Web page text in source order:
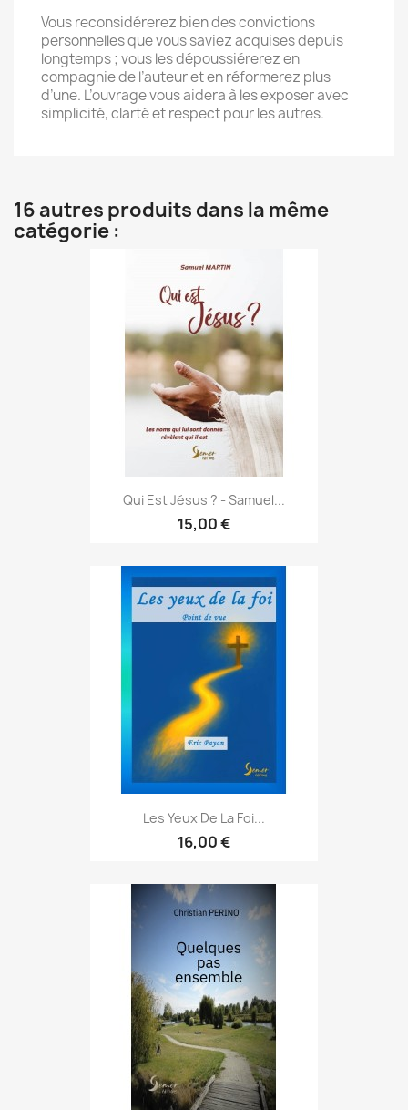
Vous reconsidérerez bien des convictions
personnelles que vous saviez acquises depuis
longtemps ; vous les dépoussiérerez en
compagnie de l’auteur et en réformerez plus
d’une. L’ouvrage vous aidera à les exposer avec
simplicité, clarté et respect pour les autres.
16 autres produits dans la même
catégorie :
Qui Est Jésus ? - Samuel...
15,00 €
Les Yeux De La Foi...
16,00 €